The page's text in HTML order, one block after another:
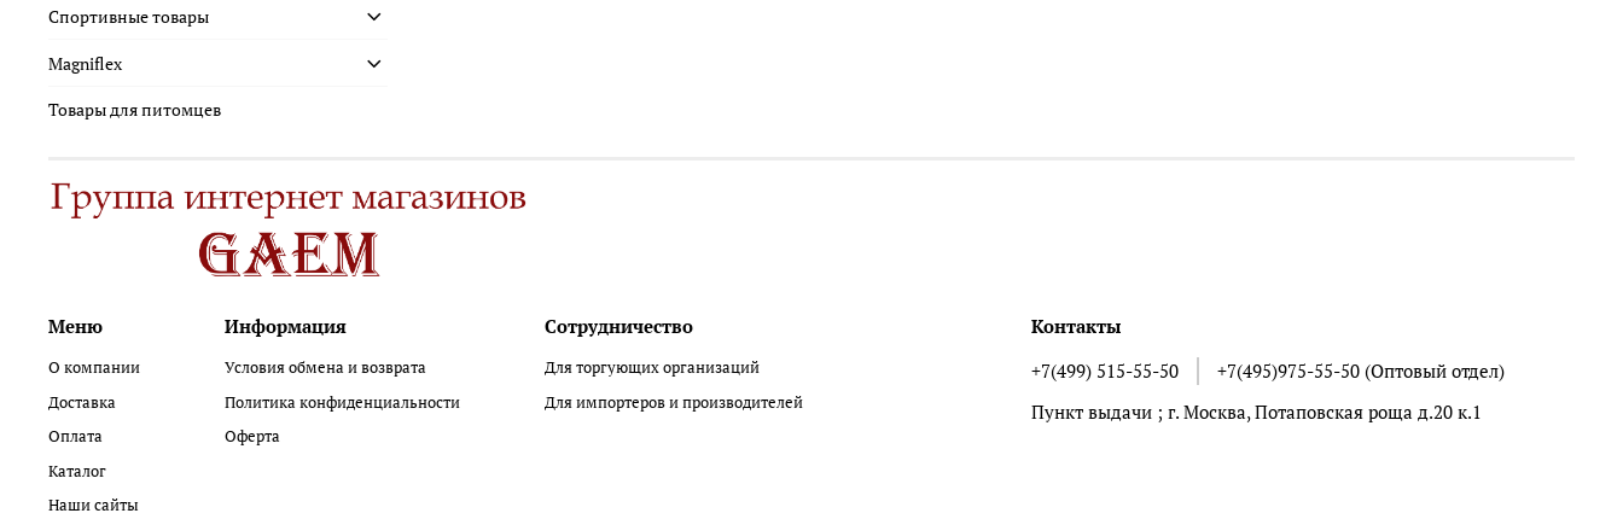
Спортивные товары
Magniflex
Товары для питомцев
Меню
О компании
Доставка
Оплата
Каталог
Наши сайты
Информация
Условия обмена и возврата
Политика конфиденциальности
Оферта
Сотрудничество
Для торгующих организаций
Для импортеров и производителей
Контакты
+7(499) 515-55-50
+7(495)975-55-50 (Оптовый отдел)
Пункт выдачи ; г. Москва, Потаповская роща д.20 к.1